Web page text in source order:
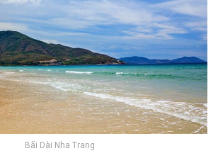
Bãi Dài Nha Trang